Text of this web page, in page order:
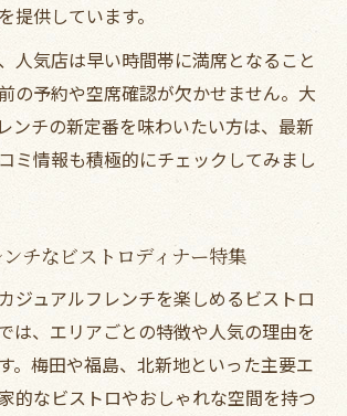
提供しています。
人気店は早い時間帯に満席となること
の予約や空席確認が欠かせません。大
ンチの新定番を味わいたい方は、最新
ミ情報も積極的にチェックしてみまし
チなビストロディナー特集
ジュアルフレンチを楽しめるビストロ
は、エリアごとの特徴や人気の理由を
。梅田や福島、北新地といった主要エ
的なビストロやおしゃれな空間を持つ